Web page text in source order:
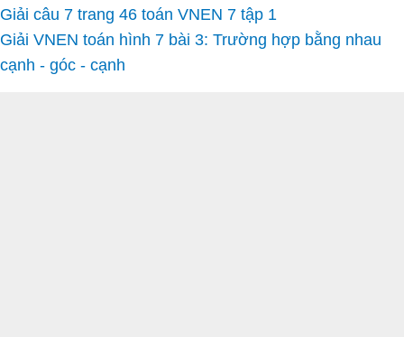
Giải câu 7 trang 46 toán VNEN 7 tập 1
Giải VNEN toán hình 7 bài 3: Trường hợp bằng nhau
cạnh - góc - cạnh